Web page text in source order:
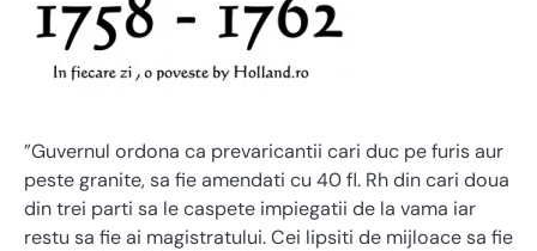
”Guvernul ordona ca prevaricantii cari duc pe furis aur
peste granite, sa fie amendati cu 40 fl. Rh din cari doua
din trei parti sa le caspete impiegatii de la vama iar
restu sa fie ai magistratului. Cei lipsiti de mijloace sa fie